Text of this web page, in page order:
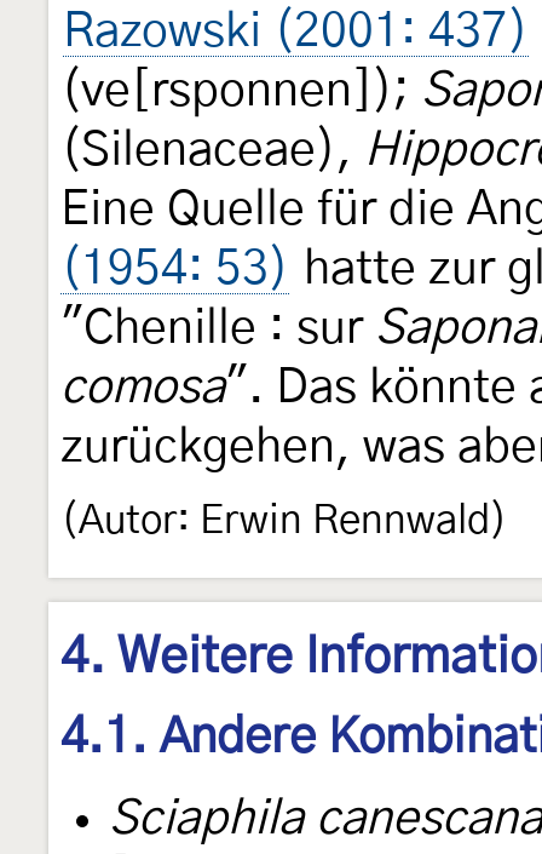
Razowski (2001: 437)
(ve[rsponnen]);
(Silenaceae),
Eine Quelle für die
(1954: 53) hatte zur
"Chenille : sur
comosa". Das könnte
zurückgehen, was
(Autor: Erwin Rennwald)
4. Weitere
4.1. Andere
Sciaphila canescana